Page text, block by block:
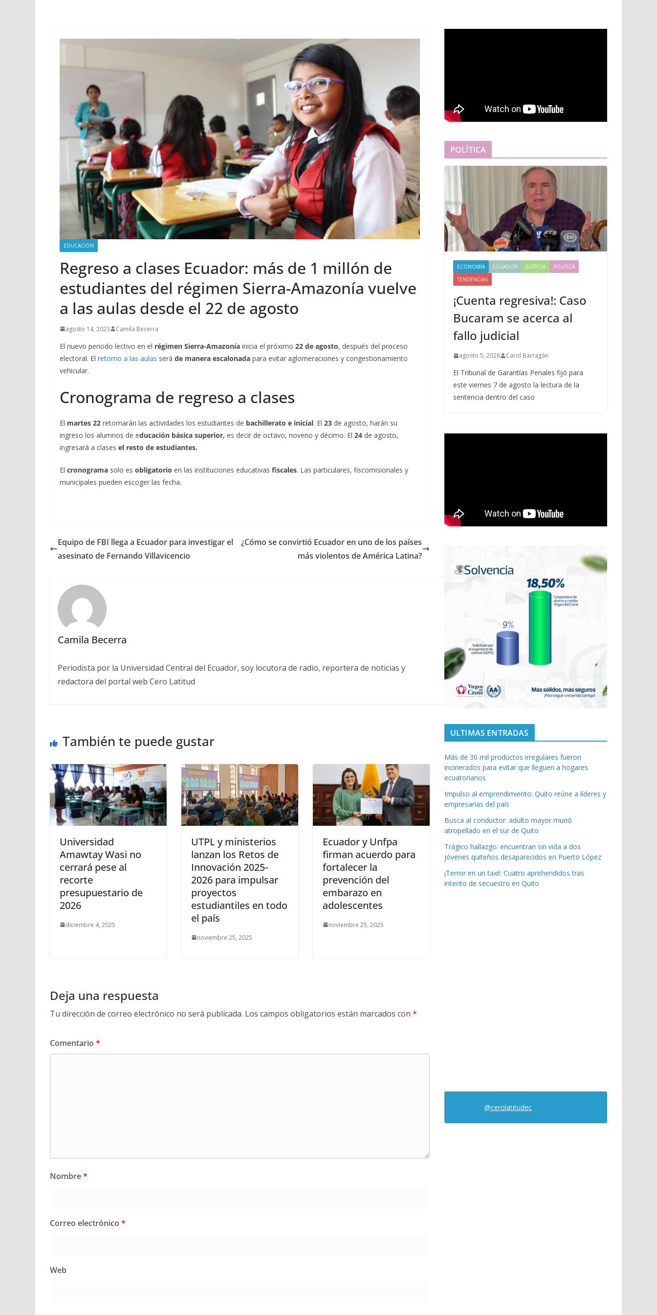
EDUCACIÓN
Regreso a clases Ecuador: más de 1 millón de
estudiantes del régimen Sierra-Amazonía vuelve
a las aulas desde el 22 de agosto
agosto 14, 2023 Camila Becerra
El nuevo periodo lectivo en el régimen Sierra-Amazonía inicia el próximo 22 de agosto, después del proceso
electoral. El retorno a las aulas será de manera escalonada para evitar aglomeraciones y congestionamiento
vehicular.
Cronograma de regreso a clases
El martes 22 retomarán las actividades los estudiantes de bachillerato e inicial. El 23 de agosto, harán su
ingreso los alumnos de educación básica superior, es decir de octavo, noveno y décimo. El 24 de agosto,
ingresará a clases el resto de estudiantes.
El cronograma solo es obligatorio en las instituciones educativas fiscales. Las particulares, fiscomisionales y
municipales pueden escoger las fecha.
Equipo de FBI llega a Ecuador para investigar el
asesinato de Fernando Villavicencio
¿Cómo se convirtió Ecuador en uno de los países
más violentos de América Latina?
Camila Becerra
Periodista por la Universidad Central del Ecuador, soy locutora de radio, reportera de noticias y
redactora del portal web Cero Latitud
También te puede gustar
Universidad
Amawtay Wasi no
cerrará pese al
recorte
presupuestario de
2026
diciembre 4, 2025
UTPL y ministerios
lanzan los Retos de
Innovación 2025-
2026 para impulsar
proyectos
estudiantiles en todo
el país
noviembre 25, 2025
Ecuador y Unfpa
firman acuerdo para
fortalecer la
prevención del
embarazo en
adolescentes
noviembre 25, 2025
Deja una respuesta
Tu dirección de correo electrónico no será publicada. Los campos obligatorios están marcados con *
Comentario *
Nombre*
Correo electrónico *
Web
POLÍTICA
ECONOMÍA ECUADOR JUSTICIA
POLITICA
TENDENCIAS
¡Cuenta regresiva!: Caso
Bucaram se acerca al
fallo judicial
agosto 5, 2026 Carol Barragán
El Tribunal de Garantías Penales fijó para
este viernes 7 de agosto la lectura de la
sentencia dentro del caso
ULTIMAS ENTRADAS
Más de 30 mil productos irregulares fueron
incinerados para evitar que lleguen a hogares
ecuatorianos
Impulso al emprendimiento: Quito reúne a líderes y
empresarias del país
Busca al conductor: adulto mayor murió
atropellado en el sur de Quito
Trágico hallazgo: encuentran sin vida a dos
jóvenes quiteños desaparecidos en Puerto López
¡Terror en un taxi!: Cuatro aprehendidos tras
intento de secuestro en Quito
@cerolatitudec